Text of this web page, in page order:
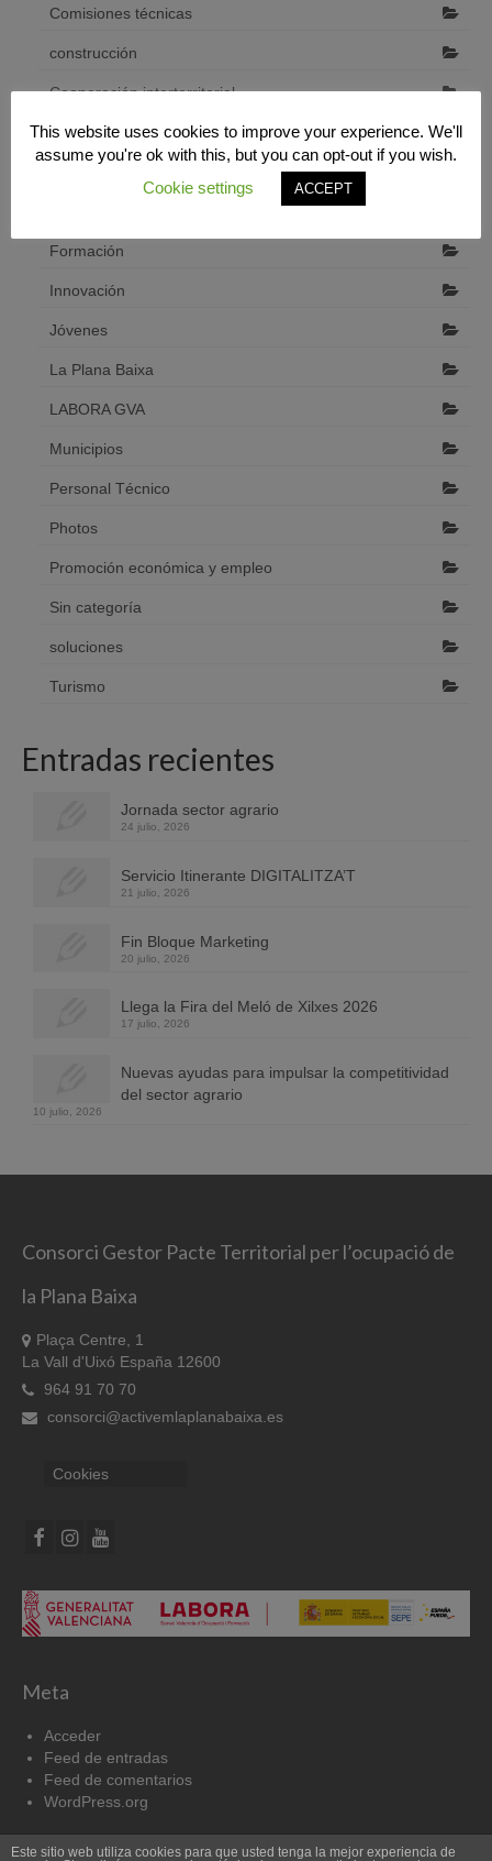
Comisiones técnicas
construcción
Cooperación interterritorial
Desarrollo económico local
Formación
Innovación
Jóvenes
La Plana Baixa
LABORA GVA
Municipios
Personal Técnico
Photos
Promoción económica y empleo
Sin categoría
soluciones
Turismo
Entradas recientes
Jornada sector agrario
24 julio, 2026
Servicio Itinerante DIGITALITZA’T
21 julio, 2026
Fin Bloque Marketing
20 julio, 2026
Llega la Fira del Meló de Xilxes 2026
17 julio, 2026
Nuevas ayudas para impulsar la competitividad
del sector agrario
10 julio, 2026
Consorci Gestor Pacte Territorial per l’ocupació de
la Plana Baixa
Plaça Centre, 1
La Vall d'Uixó España 12600
964 91 70 70
consorci@activemlaplanabaixa.es
Cookies
Meta
Acceder
Feed de entradas
Feed de comentarios
WordPress.org
Este sitio web utiliza cookies para que usted tenga la mejor experiencia de
This website uses cookies to improve your experience. We'll
assume you're ok with this, but you can opt-out if you wish.
Cookie settings
ACCEPT